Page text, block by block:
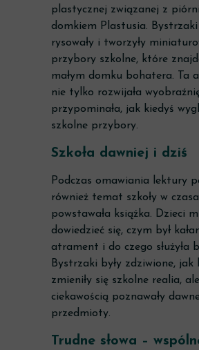
plastycznej związanej z
domkiem Plastusia. Bystrzaki
rysowały i tworzyły
przybory szkolne, które
małym domku bohatera. Ta
nie tylko rozwijała
przypominała, jak kiedyś
szkolne przybory.
Szkoła dawniej i dziś
Podczas omawiania lektury
również temat szkoły w
powstawała książka. Dzieci
dowiedzieć się, czym był
atrament i do czego służyła
Bystrzaki były zdziwione, jak
zmieniły się szkolne realia,
ciekawością poznawały
przedmioty.
Trudne słowa –